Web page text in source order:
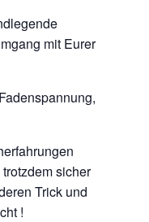
mit Eurer
sicher
Trick und
!